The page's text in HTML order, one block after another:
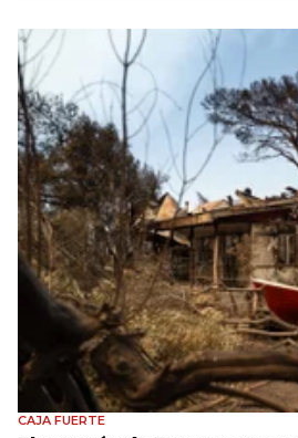
CAJA FUERTE